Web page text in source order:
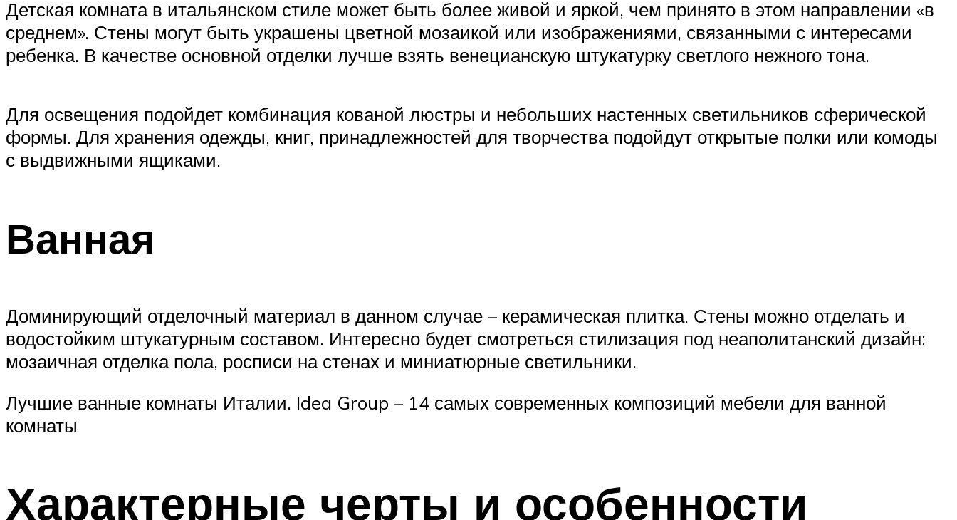
Детская комната в итальянском стиле может быть более живой и яркой, чем принято в этом направлении «в
среднем». Стены могут быть украшены цветной мозаикой или изображениями, связанными с интересами
ребенка. В качестве основной отделки лучше взять венецианскую штукатурку светлого нежного тона.
Для освещения подойдет комбинация кованой люстры и небольших настенных светильников сферической
формы. Для хранения одежды, книг, принадлежностей для творчества подойдут открытые полки или комоды
с выдвижными ящиками.
Ванная
Доминирующий отделочный материал в данном случае – керамическая плитка. Стены можно отделать и
водостойким штукатурным составом. Интересно будет смотреться стилизация под неаполитанский дизайн:
мозаичная отделка пола, росписи на стенах и миниатюрные светильники.
Лучшие ванные комнаты Италии. Idea Group – 14 самых современных композиций мебели для ванной
комнаты
Характерные черты и особенности